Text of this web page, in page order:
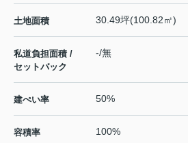
土地面積 30.49坪(100.82㎡)
私道負担面積 /
セットバック
-/無
建ぺい率 50%
容積率 100%